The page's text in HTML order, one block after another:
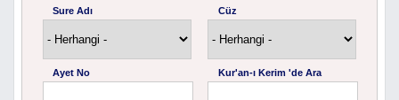
Sure Adı Cüz
Ayet No Kur'an-ı Kerim 'de Ara